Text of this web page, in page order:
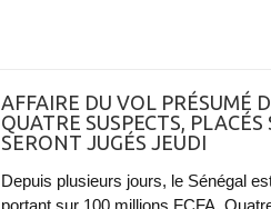
AFFAIRE DU VOL PRÉSUMÉ
QUATRE SUSPECTS,
SERONT JUGÉS JEUDI
Depuis plusieurs jours, le Sénégal